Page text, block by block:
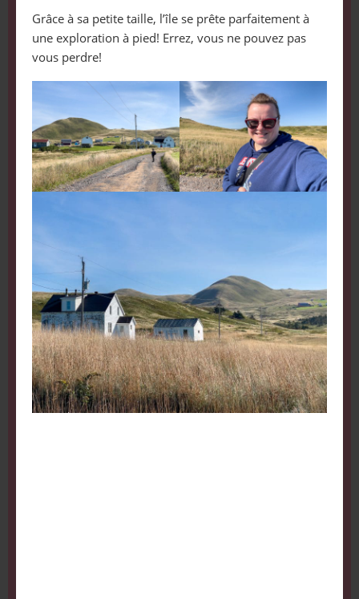
Grâce à sa petite taille, l’île se prête parfaitement à
une exploration à pied! Errez, vous ne pouvez pas
vous perdre!